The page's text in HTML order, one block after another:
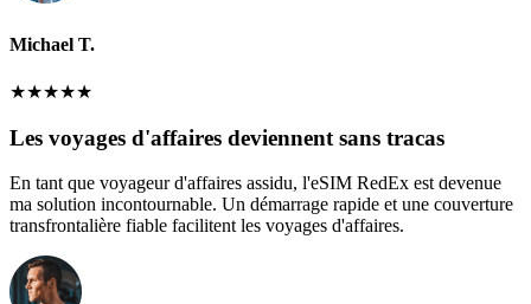
Michael T.
★★★★★
Les voyages d'affaires deviennent sans tracas
En tant que voyageur d'affaires assidu, l'eSIM RedEx est devenue
ma solution incontournable. Un démarrage rapide et une couverture
transfrontalière fiable facilitent les voyages d'affaires.